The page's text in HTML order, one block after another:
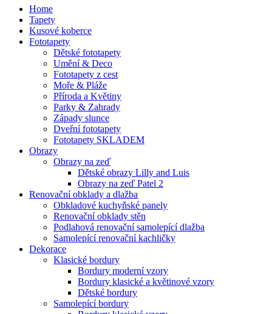
Home
Tapety
Kusové koberce
Fototapety
Dětské fototapety
Umění & Deco
Fototapety z cest
Moře & Pláže
Příroda a Květiny
Parky & Zahrady
Západy slunce
Dveřní fototapety
Fototapety SKLADEM
Obrazy
Obrazy na zeď
Dětské obrazy Lilly and Luis
Obrazy na zeď Patel 2
Renovační obklady a dlažba
Obkladové kuchyňské panely
Renovační obklady stěn
Podlahová renovační samolepící dlažba
Samolepící renovační kachličky
Dekorace
Klasické bordury
Bordury moderní vzory
Bordury klasické a květinové vzory
Dětské bordury
Samolepící bordury